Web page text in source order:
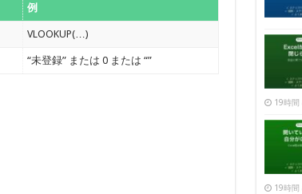
例
VLOOKUP(…)
“未登録” または 0 または “”
19時間
19時間